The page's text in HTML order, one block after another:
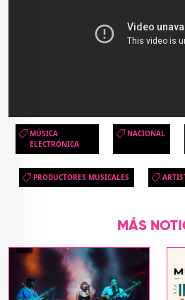
MÚSICA
ELECTRÓNICA
NACIONAL
PRODUCTORES MUSICALES
MÁS